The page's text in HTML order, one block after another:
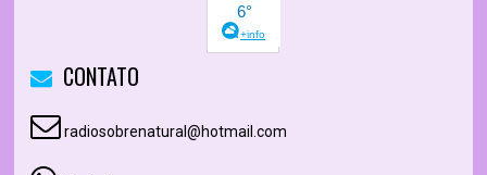
CONTATO
radiosobrenatural@hotmail.com